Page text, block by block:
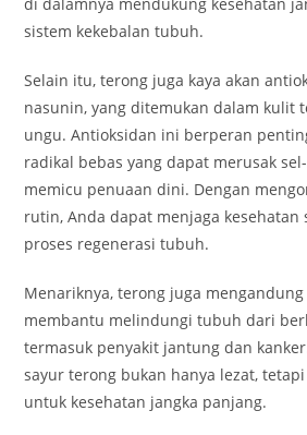
sistem kekebalan tubuh.
Selain itu, terong juga kaya akan
nasunin, yang ditemukan dalam kulit
ungu. Antioksidan ini berperan
radikal bebas yang dapat merusak
memicu penuaan dini. Dengan
rutin, Anda dapat menjaga
proses regenerasi tubuh.
Menariknya, terong juga
membantu melindungi tubuh dari
termasuk penyakit jantung dan
sayur terong bukan hanya lezat,
untuk kesehatan jangka panjang.